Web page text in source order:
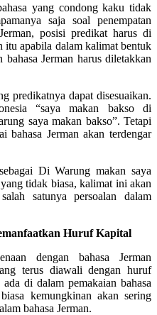
yang condong kaku tidak
saja soal penempatan
posisi predikat harus di
itu apabila dalam kalimat bentuk
Jerman harus diletakkan
predikatnya dapat disesuaikan.
“saya makan bakso di
saya makan bakso”. Tetapi
bahasa Jerman akan terdengar
Di Warung makan saya
tidak biasa, kalimat ini akan
satunya persoalan dalam
Huruf Kapital
dengan bahasa Jerman
terus diawali dengan huruf
di dalam pemakaian bahasa
kemungkinan akan sering
bahasa Jerman.